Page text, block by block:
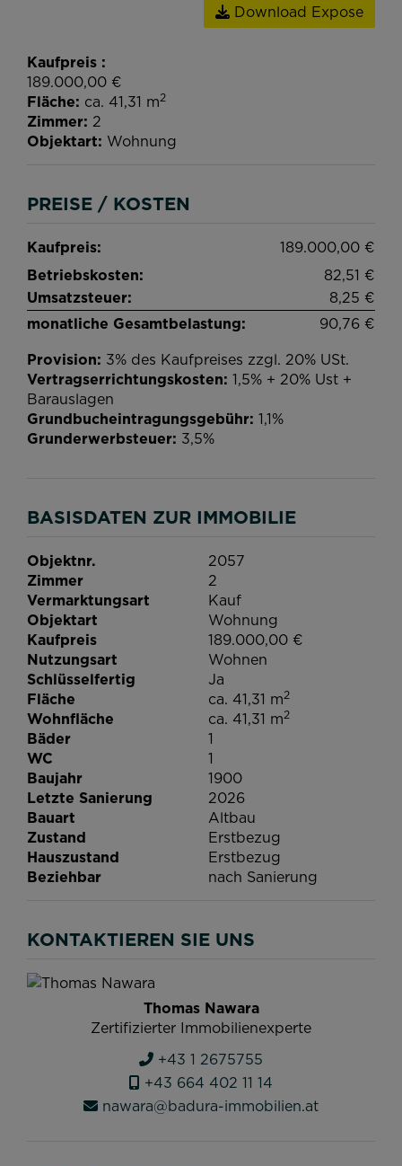
Download Expose
Kaufpreis
189.000,00 €
Fläche ca. 41,31 m2
Zimmer 2
Objektart Wohnung
PREISE / KOSTEN
Kaufpreis:
189.000,00 €
Betriebskosten:
82,51 €
Umsatzsteuer:
8,25 €
monatliche Gesamtbelastung:
90,76 €
Provision: 3% des Kaufpreises zzgl. 20% USt.
Vertragserrichtungskosten: 1,5% + 20% Ust +
Barauslagen
Grundbucheintragungsgebühr: 1,1%
Grunderwerbsteuer: 3,5%
BASISDATEN ZUR IMMOBILIE
Objektnr.
2057
Zimmer
2
Vermarktungsart
Kauf
Objektart
Wohnung
Kaufpreis
189.000,00 €
Nutzungsart
Wohnen
Schlüsselfertig
Ja
Fläche
ca. 41,31 m2
Wohnfläche ca. 41,31 m2
Bäder
1
WC
1
Baujahr
1900
Letzte Sanierung
2026
Bauart
Altbau
Zustand
Erstbezug
Hauszustand
Erstbezug
Beziehbar
nach Sanierung
KONTAKTIEREN SIE UNS
Thomas Nawara
Zertifizierter Immobilienexperte
+43 1 2675755
+43 664 402 11 14
nawara@badura-immobilien.at